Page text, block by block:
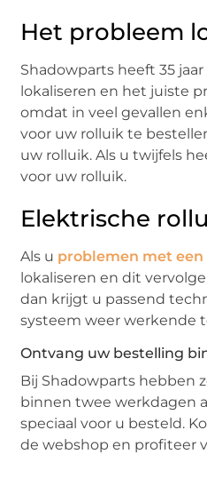
Het probleem
Shadowparts heeft 35
lokaliseren en het juiste
omdat in veel gevallen
voor uw rolluik te
uw rolluik. Als u twijfels
voor uw rolluik.
Elektrische
Als u problemen met
lokaliseren en dit
dan krijgt u passend
systeem weer werkende
Ontvang uw bestelling
Bij Shadowparts hebben
binnen twee werkdagen
speciaal voor u besteld.
de webshop en profiteer